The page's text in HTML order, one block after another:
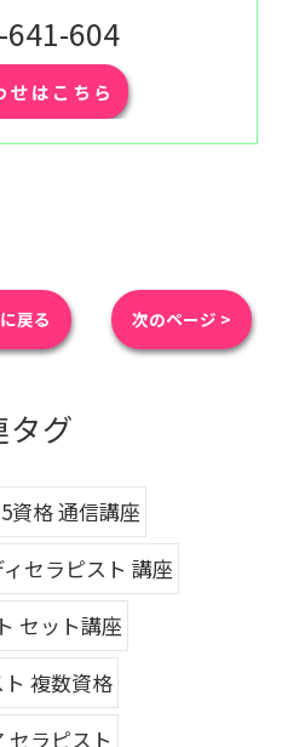
604
せはこちら
戻る 次のページ >
タグ
資格 通信講座
セラピスト 講座
セット講座
複数資格
セラピスト